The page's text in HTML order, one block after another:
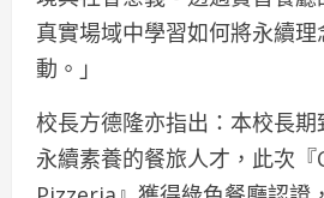
真實場域中學習如何將永續
動。」
校長方德隆亦指出：本校長
永續素養的餐旅人才，此次